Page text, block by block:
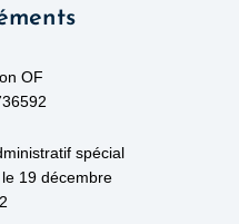
o
OF
spécial
19 décembre